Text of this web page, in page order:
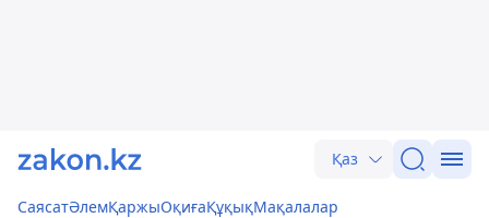
Қаз
СаясатӘлемҚаржыОқиғаҚұқықМақалалар